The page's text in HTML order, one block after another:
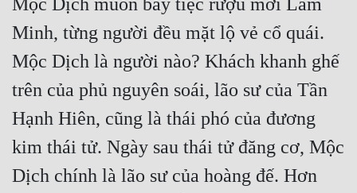
Mộc Dịch muốn bày tiệc rượu mời Lâm
Minh, từng người đều mặt lộ vẻ cổ quái.
Mộc Dịch là người nào? Khách khanh ghế
trên của phủ nguyên soái, lão sư của Tần
Hạnh Hiên, cũng là thái phó của đương
kim thái tử. Ngày sau thái tử đăng cơ, Mộc
Dịch chính là lão sư của hoàng đế. Hơn